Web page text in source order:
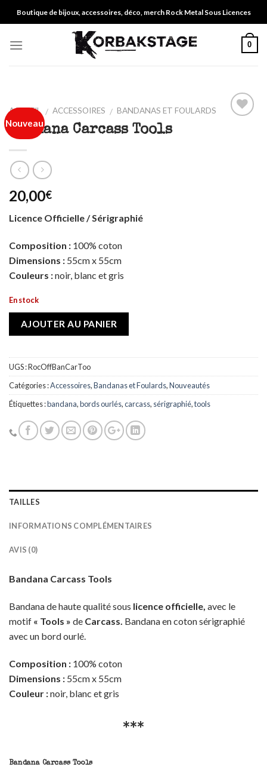
to
Boutique de bijoux, accessoires, déco, merch Rock Metal Sous Licences
0
Nouveau
ACCUEIL / ACCESSOIRES / BANDANAS ET FOULARDS
Bandana Carcass Tools
20,00€
Licence Officielle / Sérigraphié
Composition : 100% coton
Dimensions : 55cm x 55cm
Couleurs :noir, blanc et gris
En stock
AJOUTER AU PANIER
UGS :RocOffBanCarToo
Catégories :Accessoires,Bandanas et Foulards,Nouveautés
Étiquettes :bandana,bords ourlés,carcass, sérigraphié,tools
TAILLES
INFORMATIONS COMPLÉMENTAIRES
AVIS (0)
Bandana Carcass Tools
Bandana de haute qualité sous licence officielle, avec le
motif « Tools » de Carcass. Bandana en coton sérigraphié
avec un bord ourlé.
Composition : 100% coton
Dimensions : 55cm x 55cm
Couleur :noir, blanc et gris
***
Bandana Carcass Tools